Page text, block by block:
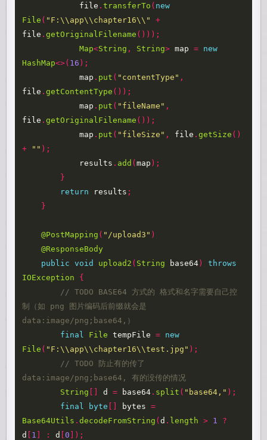
file .transferTo ( new
File ( "F:\\app\\chapter16\\"
+
file .getOriginalFilename ()));
Map<String , String> map = new
HashMap<>( 16 );
map . put ( "contentType" ,
file .getContentType ());
map . put ( "fileName" ,
file .getOriginalFilename ());
map . put ( "fileSize" , file .getSize ()
+
"" );
results . add (map );
}
return
results ;
}
@PostMapping ( "/upload3" )
@ResponseBody
public
void upload2 ( String base64)
throws
IOException
{
// TODO BASE64 方式的 格式和名字需要自己控
制（如 png 图片编码后前缀就会是
data:image/png;base64,）
final
File tempFile = new
File ( "F:\\app\\chapter16\\test.jpg" );
// TODO 防止有的传了
data:image/png;base64, 有的没传的情况
String [] d = base64 . split ( "base64," );
final
byte [] bytes
=
Base64Utils .decodeFromString (d . length > 1
?
d [ 1 ] : d [0 ]);